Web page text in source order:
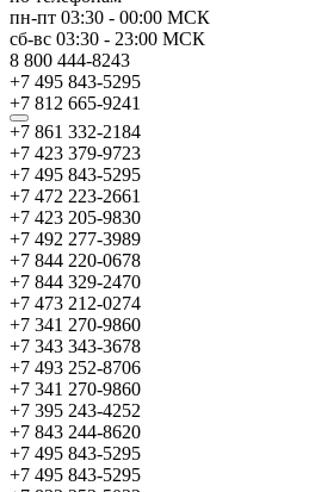
пн-пт 03:30 - 00:00 МСК
сб-вс 03:30 - 23:00 МСК
8 800 444-8243
+7 495 843-5295
+7 812 665-9241
+7 861 332-2184
+7 423 379-9723
+7 495 843-5295
+7 472 223-2661
+7 423 205-9830
+7 492 277-3989
+7 844 220-0678
+7 844 329-2470
+7 473 212-0274
+7 341 270-9860
+7 343 343-3678
+7 493 252-8706
+7 341 270-9860
+7 395 243-4252
+7 843 244-8620
+7 495 843-5295
+7 495 843-5295